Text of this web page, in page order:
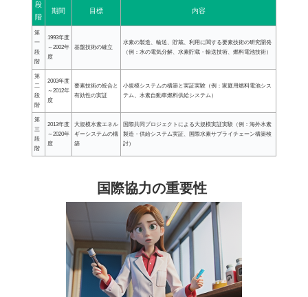
段
階
期間 目標 内容
第
一
段
階
1993年度
～2002年
度
基盤技術の確立
水素の製造、輸送、貯蔵、利用に関する要素技術の研究開発
（例：水の電気分解、水素貯蔵・輸送技術、燃料電池技術）
第
二
段
階
2003年度
～2012年
度
要素技術の統合と
有効性の実証
小規模システムの構築と実証実験（例：家庭用燃料電池シス
テム、水素自動車燃料供給システム）
第
三
段
階
2013年度
～2020年
度
大規模水素エネル
ギーシステムの構
築
国際共同プロジェクトによる大規模実証実験（例：海外水素
製造・供給システム実証、国際水素サプライチェーン構築検
討）
国際協力の重要性